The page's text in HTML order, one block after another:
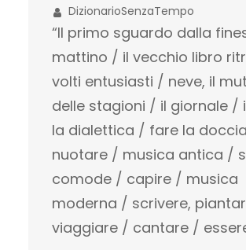
DizionarioSenzaTempo
“Il primo sguardo dalla
mattino / il vecchio libro
volti entusiasti / neve, il
delle stagioni / il giornale /
la dialettica / fare la
nuotare / musica antica /
comode / capire / musica
moderna / scrivere,
viaggiare / cantare /